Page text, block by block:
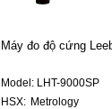
Máy đo độ cứng
Model: LHT-9000SP
HSX: Metrology